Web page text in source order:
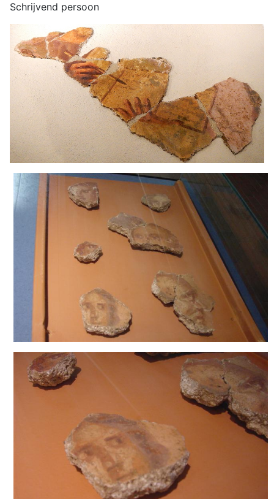
Schrijvend persoon